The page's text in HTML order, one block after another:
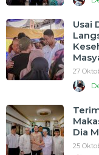
Usai
27
Dia
25